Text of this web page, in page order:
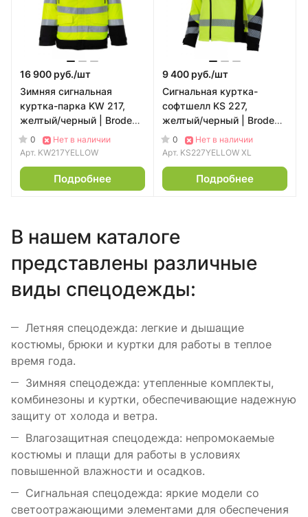
16 900 руб./шт
Зимняя сигнальная
куртка-парка KW 217,
желтый/черный | Brodeks
(XL)
0
Нет в наличии
Арт. KW217YELLOW
Подробнее
9 400 руб./шт
Сигнальная куртка-
софтшелл KS 227,
желтый/черный | Brodeks
(XL)
0
Нет в наличии
Арт. KS227YELLOW XL
Подробнее
В нашем каталоге
представлены различные
виды спецодежды:
Летняя спецодежда: легкие и дышащие
костюмы, брюки и куртки для работы в теплое
время года.
Зимняя спецодежда: утепленные комплекты,
комбинезоны и куртки, обеспечивающие надежную
защиту от холода и ветра.
Влагозащитная спецодежда: непромокаемые
костюмы и плащи для работы в условиях
повышенной влажности и осадков.
Сигнальная спецодежда: яркие модели со
светоотражающими элементами для обеспечения